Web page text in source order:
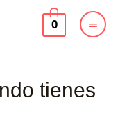
0
tienes